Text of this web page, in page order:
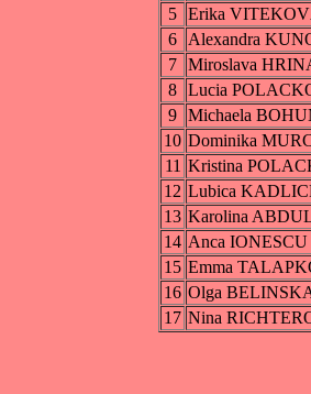
5 Erika
6
Alexandra
7 Miroslava
8 Lucia
9 Michaela
10 Dominika
11 Kristina
12 Lubica
13 Karolina
14 Anca IONESCU
15 Emma
16 Olga
17 Nina